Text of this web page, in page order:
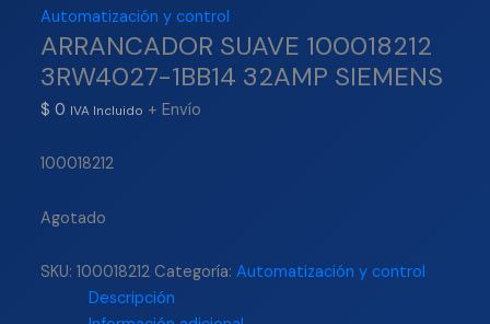
Automatización y control
ARRANCADOR SUAVE 100018212
3RW4027-1BB14 32AMP SIEMENS
$ 0 IVA Incluido + Envío
100018212
Agotado
SKU:100018212 Categoría:Automatización y control
Descripción